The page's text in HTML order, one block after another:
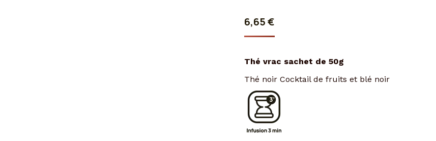
6,65€
Thé vrac sachet de 50g
Thé noir Cocktail de fruits et blé noir